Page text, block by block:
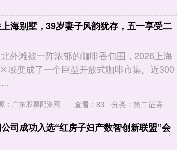
海别墅，39岁妻子风韵犹存，五一享受二
外滩被一阵浓郁的咖啡香包围，2026上海
域变成了一个巨型开放式咖啡市集。近300
：广东股票配资网 查看： 83 分类： 第二证券
司成功入选“红房子妇产数智创新联盟”会